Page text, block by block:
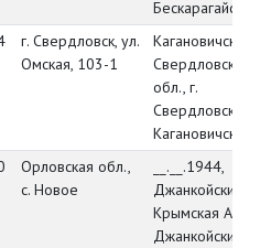
Бескарагайский
г. Свердловск, ул.
Омская, 103-1
Кагановичский
Свердловская
обл., г.
Свердловск,
Кагановичский
Орловская обл.,
с. Новое
__.__.1944,
Джанкойский
Крымская АССР,
Джанкойский р-н